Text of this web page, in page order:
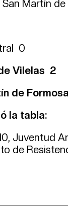
Martín
0
Vilelas 2
de
la tabla:
Juventud
de